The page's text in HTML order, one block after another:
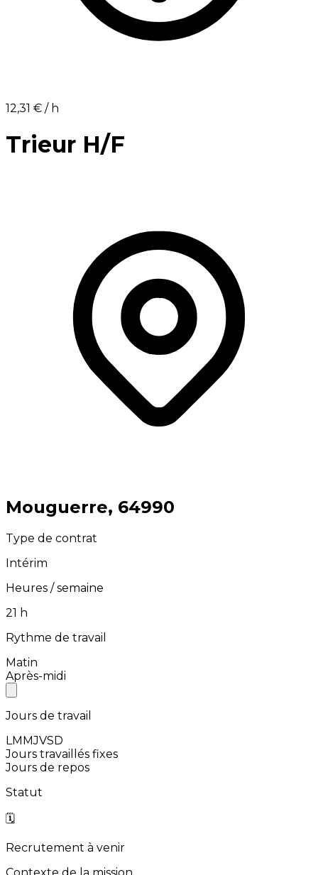
12,31 €⁩ / h
Trieur H/F
⁨Mouguerre⁩, ⁨64990⁩
Type de contrat
Intérim
Heures / semaine
⁨21⁩ h
Rythme de travail
Matin
Après-midi
Jours de travail
LMMJVSD
Jours travaillés fixes
Jours de repos
Statut
🗓️
Recrutement à venir